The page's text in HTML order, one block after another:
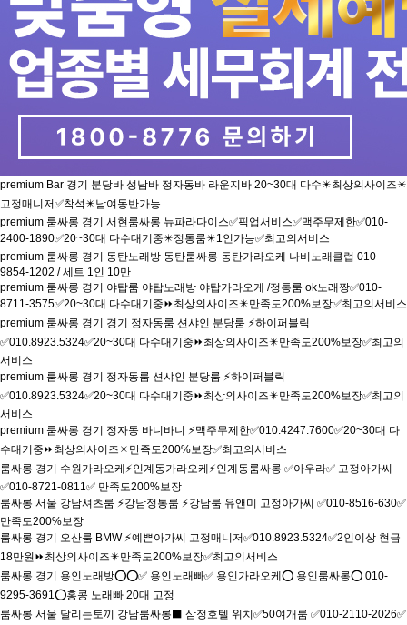
premium Bar 경기
분당바 성남바 정자동바 라운지바 20~30대 다수✴️최상의사이즈✴️
고정매니저✅착석✴️남여동반가능
premium 룸싸롱 경기 서현룸싸롱 뉴파라다이스✅픽업서비스✅맥주무제한✅010-
2400-1890✅20~30대 다수대기중✴️정통룸✴️1인가능✅최고의서비스
premium 룸싸롱 경기
동탄노래방 동탄룸싸롱 동탄가라오케 나비노래클럽 010-
9854-1202 / 세트 1인 10만
premium 룸싸롱 경기
야탑룸 야탑노래방 야탑가라오케 /정통룸 ok노래짱✅010-
8711-3575✅20~30대 다수대기중⏩최상의사이즈✴️만족도200%보장✅최고의서비스
premium 룸싸롱 경기
경기 정자동룸 션샤인 분당룸 ⚡하이퍼블릭
✅010.8923.5324✅20~30대 다수대기중⏩최상의사이즈✴️만족도200%보장✅최고의
서비스
premium 룸싸롱 경기
정자동룸 션샤인 분당룸 ⚡하이퍼블릭
✅010.8923.5324✅20~30대 다수대기중⏩최상의사이즈✴️만족도200%보장✅최고의
서비스
premium 룸싸롱 경기
정자동 바니바니 ⚡맥주무제한✅010.4247.7600✅20~30대 다
수대기중⏩최상의사이즈✴️만족도200%보장✅최고의서비스
룸싸롱 경기
수원가라오케⚡인계동가라오케⚡인계동룸싸롱 ✅아우라✅ 고정아가씨
✅010-8721-0811✅ 만족도200%보장
룸싸롱 서울 강남셔츠룸 ⚡강남정통룸 ⚡강남룸 유앤미 고정아가씨 ✅010-8516-630✅
만족도200%보장
룸싸롱 경기
오산룸 BMW ⚡예쁜아가씨 고정매니저✅010.8923.5324✅2인이상 현금
18만원⏩최상의사이즈✴️만족도200%보장✅최고의서비스
룸싸롱 경기
용인노래방⭕⭕✅ 용인노래빠✅ 용인가라오케⭕ 용인룸싸롱⭕ 010-
9295-3691⭕홍콩 노래빠 20대 고정
룸싸롱 서울 달리는토끼 강남룸싸롱⬛ 삼정호텔 위치✅50여개룸 ✅010-2110-2026✅